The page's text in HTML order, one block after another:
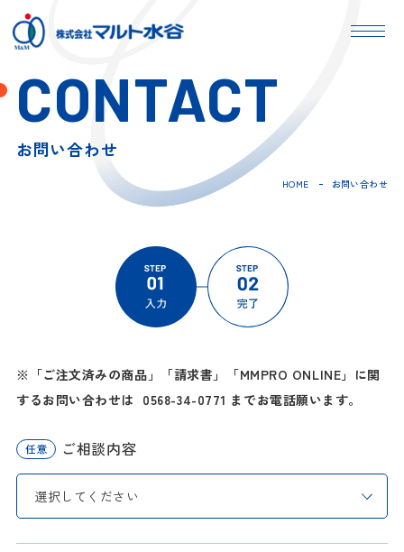
CONTACT
お問い合わせ
HOME お問い合わせ
※「ご注文済みの商品」「請求書」「MMPRO ONLINE」に関
するお問い合わせは 0568-34-0771 までお電話願います。
ご相談内容